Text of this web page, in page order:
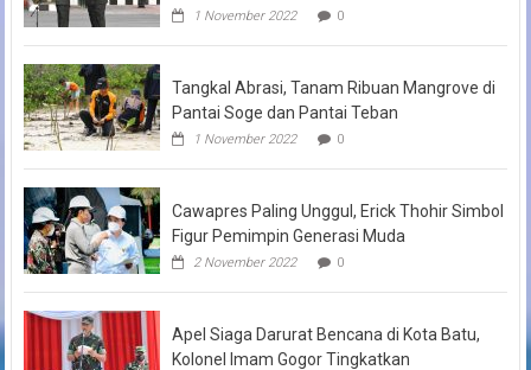
1 November 2022 0
Tangkal Abrasi, Tanam Ribuan Mangrove di
Pantai Soge dan Pantai Teban
1 November 2022 0
Cawapres Paling Unggul, Erick Thohir Simbol
Figur Pemimpin Generasi Muda
2 November 2022 0
Apel Siaga Darurat Bencana di Kota Batu,
Kolonel Imam Gogor Tingkatkan